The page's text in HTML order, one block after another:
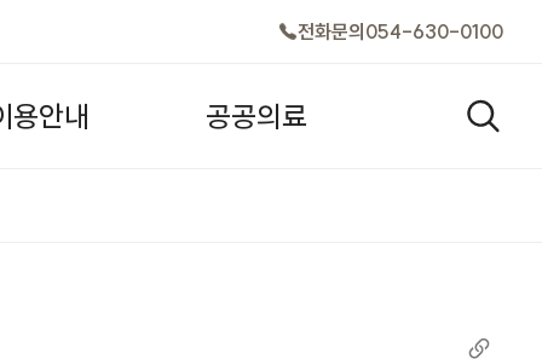
전화문의 054-630-0100
용안내 공공의료 검색창